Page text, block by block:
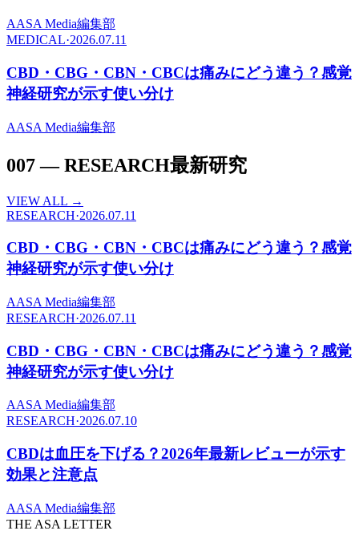
AASA Media編集部
MEDICAL·2026.07.11
CBD・CBG・CBN・CBCは痛みにどう違う？感覚
神経研究が示す使い分け
AASA Media編集部
007—RESEARCH最新研究
VIEW ALL →
RESEARCH·2026.07.11
CBD・CBG・CBN・CBCは痛みにどう違う？感覚
神経研究が示す使い分け
AASA Media編集部
RESEARCH·2026.07.11
CBD・CBG・CBN・CBCは痛みにどう違う？感覚
神経研究が示す使い分け
AASA Media編集部
RESEARCH·2026.07.10
CBDは血圧を下げる？2026年最新レビューが示す
効果と注意点
AASA Media編集部
THE ASA LETTER